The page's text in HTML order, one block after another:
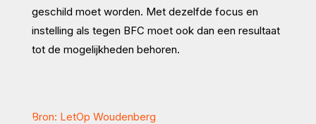
geschild moet worden. Met dezelfde focus en
instelling als tegen BFC moet ook dan een resultaat
tot de mogelijkheden behoren.
Bron: LetOp Woudenberg